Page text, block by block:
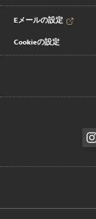
Eメールの設定
Cookieの設定